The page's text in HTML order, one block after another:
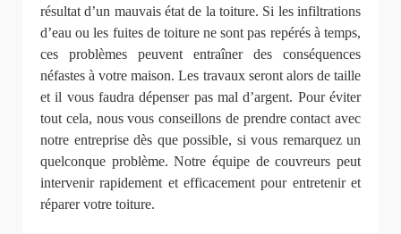
résultat d’un mauvais état de la toiture. Si les infiltrations
d’eau ou les fuites de toiture ne sont pas repérés à temps,
ces problèmes peuvent entraîner des conséquences
néfastes à votre maison. Les travaux seront alors de taille
et il vous faudra dépenser pas mal d’argent. Pour éviter
tout cela, nous vous conseillons de prendre contact avec
notre entreprise dès que possible, si vous remarquez un
quelconque problème. Notre équipe de couvreurs peut
intervenir rapidement et efficacement pour entretenir et
réparer votre toiture.